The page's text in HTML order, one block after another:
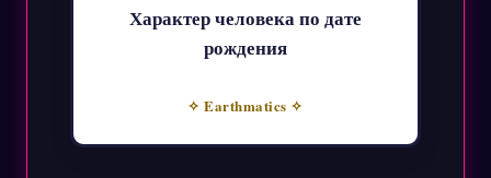
Характер человека по дате
рождения
✧ Earthmatics ✧